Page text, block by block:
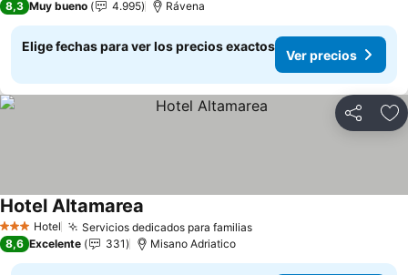
8,3 Muy bueno 4.995 Rávena
Elige fechas para ver los precios exactos
Ver precios
Compartir
3 Estrellas
Hotel Servicios dedicados para familiasVer precios
Hotel Altamarea
8,6 Excelente 331 Misano Adriatico